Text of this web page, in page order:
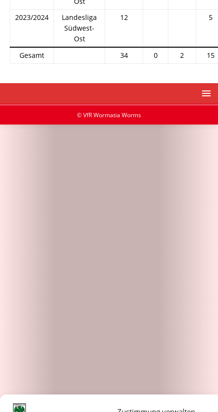
2023/2024
Landesliga
Südwest-
Ost
12 5
Gesamt 34 0 2 15
© VfR Wormatia Worms